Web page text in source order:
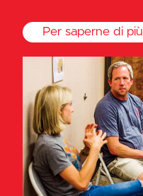
Per saperne di più